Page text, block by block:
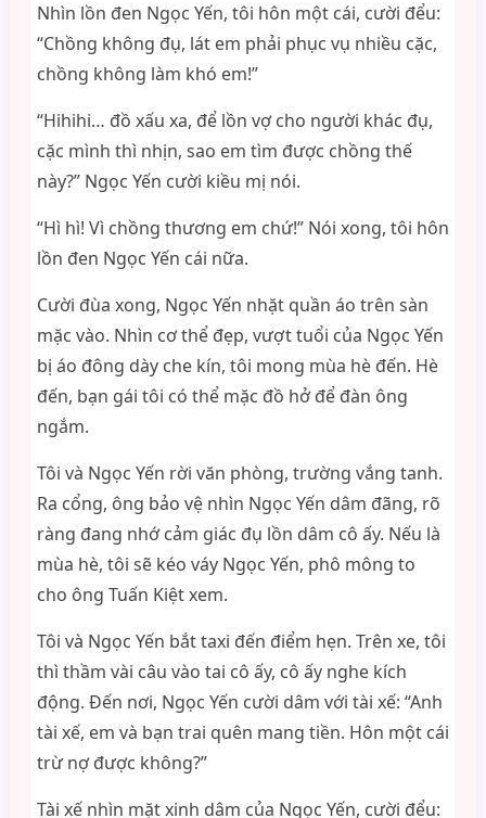
Nhìn lồn đen Ngọc Yến, tôi hôn một cái, cười đểu:
“Chồng không đụ, lát em phải phục vụ nhiều cặc,
chồng không làm khó em!”
“Hihihi… đồ xấu xa, để lồn vợ cho người khác đụ,
cặc mình thì nhịn, sao em tìm được chồng thế
này?” Ngọc Yến cười kiều mị nói.
“Hì hì! Vì chồng thương em chứ!” Nói xong, tôi hôn
lồn đen Ngọc Yến cái nữa.
Cười đùa xong, Ngọc Yến nhặt quần áo trên sàn
mặc vào. Nhìn cơ thể đẹp, vượt tuổi của Ngọc Yến
bị áo đông dày che kín, tôi mong mùa hè đến. Hè
đến, bạn gái tôi có thể mặc đồ hở để đàn ông
ngắm.
Tôi và Ngọc Yến rời văn phòng, trường vắng tanh.
Ra cổng, ông bảo vệ nhìn Ngọc Yến dâm đãng, rõ
ràng đang nhớ cảm giác đụ lồn dâm cô ấy. Nếu là
mùa hè, tôi sẽ kéo váy Ngọc Yến, phô mông to
cho ông Tuấn Kiệt xem.
Tôi và Ngọc Yến bắt taxi đến điểm hẹn. Trên xe, tôi
thì thầm vài câu vào tai cô ấy, cô ấy nghe kích
động. Đến nơi, Ngọc Yến cười dâm với tài xế: “Anh
tài xế, em và bạn trai quên mang tiền. Hôn một cái
trừ nợ được không?”
Tài xế nhìn mặt xinh dâm của Ngọc Yến, cười đểu: